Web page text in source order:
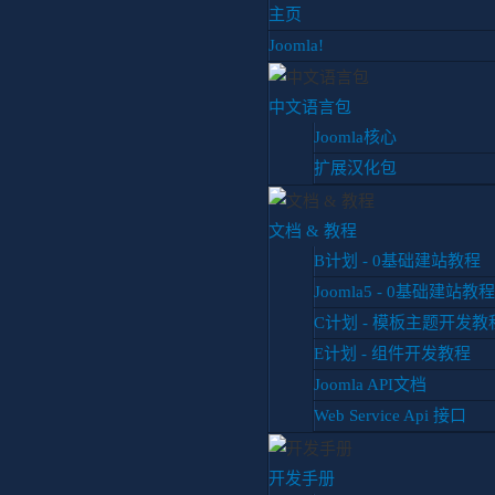
主页
Joomla!
中文语言包
Joomla核心
扩展汉化包
文档 & 教程
B计划 - 0基础建站教程
Joomla5 - 0基础建站教程
C计划 - 模板主题开发教
E计划 - 组件开发教程
Joomla API文档
Web Service Api 接口
开发手册
扩展推荐 BuaXua Floating for
BuaXua Floating for
更新于 2017年二月17
BuaXua Floating for
Joomla! 2.5
文件介绍: